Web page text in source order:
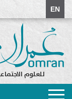
EN
للعلوم
Toggle